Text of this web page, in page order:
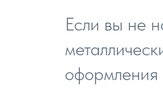
Если вы не
оформления